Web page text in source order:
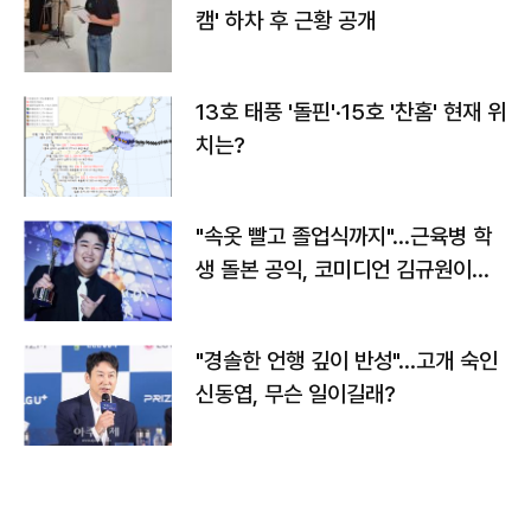
캠' 하차 후 근황 공개
13호 태풍 '돌핀'·15호 '찬홈' 현재 위
치는?
"속옷 빨고 졸업식까지"…근육병 학
생 돌본 공익, 코미디언 김규원이었
"경솔한 언행 깊이 반성"…고개 숙인
신동엽, 무슨 일이길래?